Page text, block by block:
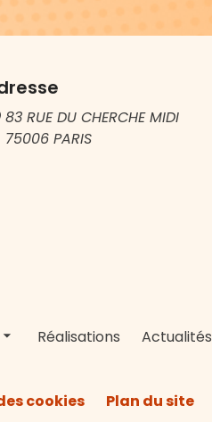
83 RUE DU CHERCHE MIDI
75006 PARIS
Réalisations Actualités
cookies Plan du site